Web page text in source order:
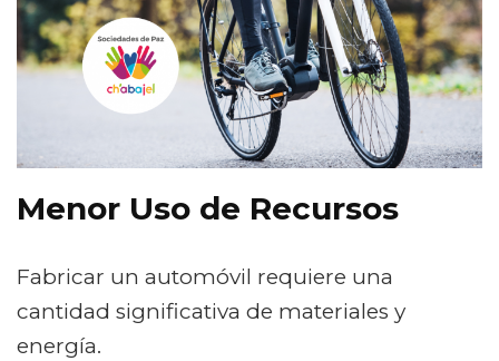
Menor Uso de Recursos
Fabricar un automóvil requiere una
cantidad significativa de materiales y
energía.